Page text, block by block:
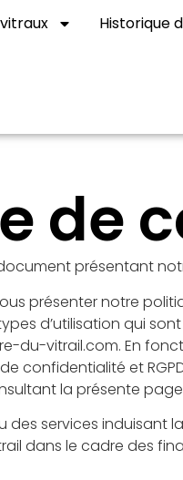
Historique
de
présentant
présenter notre
d’utilisation qui
du-vitrail.com. En
confidentialité et
la présente
des services
dans le cadre des